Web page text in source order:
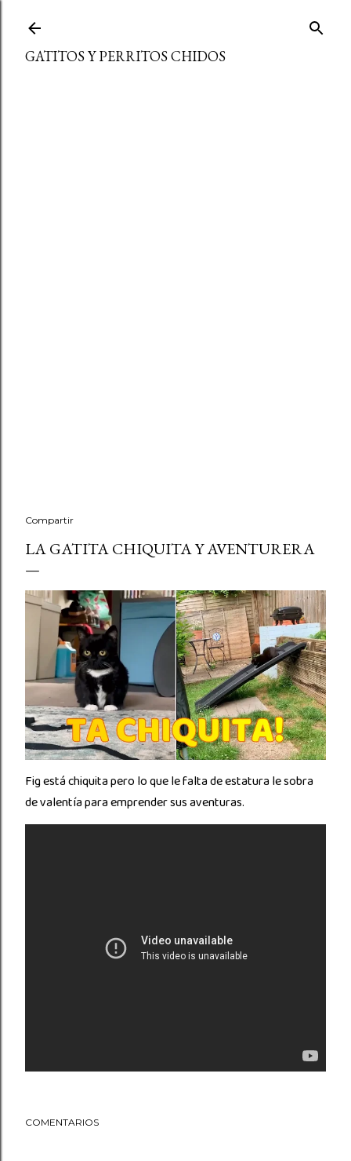
GATITOS Y PERRITOS CHIDOS
Compartir
LA GATITA CHIQUITA Y AVENTURERA
Fig está chiquita pero lo que le falta de estatura le sobra
de valentía para emprender sus aventuras.
COMENTARIOS